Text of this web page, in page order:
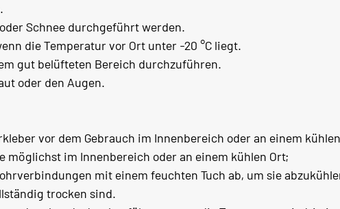
Schnee durchgeführt werden.
die Temperatur vor Ort unter -20 °C liegt.
gut belüfteten Bereich durchzuführen.
oder den Augen.
vor dem Gebrauch im Innenbereich oder an einem
möglichst im Innenbereich oder an einem kühlen Ort;
mit einem feuchten Tuch ab, um sie
trocken sind.